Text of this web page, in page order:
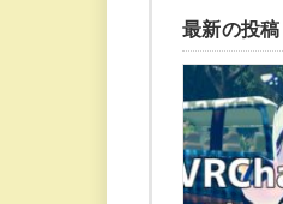
最新の投稿